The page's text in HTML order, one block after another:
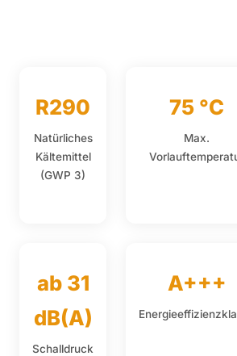
R290
Natürliches
Kältemittel
(GWP 3)
75 °C
Max.
ab 31
dB(A)
Schalldruck
A+++